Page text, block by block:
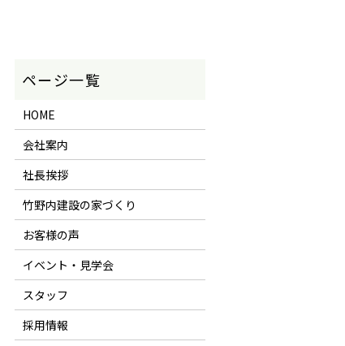
HOME
会社案内
社長挨拶
竹野内建設の家づくり
お客様の声
イベント・見学会
スタッフ
採用情報